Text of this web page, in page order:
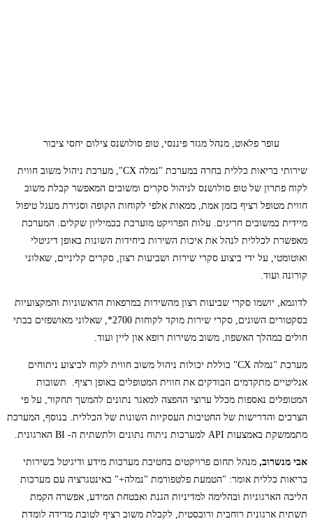
עופר פלאוט, מנהל מגזר פיננסי, טופ סולושנס צילום יחסי ציבור
שירותי בריאות כללית בחרה במערכת "נמלה CX", מערכת ניהול משוב חווית
לקוח פתרון של טופ סולושנס לניהול סקרים ומשובים המאפשר קבלת משוב
חווית מטופל רציף בזמן אמת, ממאות אלפי לקוחות הקופה וסגירת מעגל טיפול
מיידית במשובים חריגים. עלות הפרויקט מוערכת בכמיליון שקלים. המערכת
מאפשרת לכללית לנהל את איכות השירות ביחידות השונות באופן דיגיטלי
ואוטומטי, על ידי ביצוע סקרי שירות ושביעות רצון, סקרים קליניים, שאלוני
קורונה ועוד.
לדוגמא, יושמו סקרי שביעות רצון מהשירות במרפאות הראשוניות והמקצועיות
בסקטורים השונים, סקרי שירות מוקד לקוחות 2700*, שאלוני מאושפזים בבתי
חולים במהלך האשפוז, משוב משירות רופא און ליין ועוד.
מערכת "נמלה CX" כוללת יכולות ניהול משוב חווית לקוח לביצוע ניתוחים
אנליטיים מתקדמים הבודקים את חווית המטופלים באופן רציף. תשובות
המטופלים נאספות מכלל ערוצי ההפצה למאגר נתונים להמשך תחקור, על פי
הצרכים והדרישות של החטיבות העסקיות השונות של הכללית. בנוסף, המערכת
מתממשקת באמצעות API למערכות ניתוח נתונים ולתשתית ה- BI הארגונית.
אבי מנשרוב, מנהל תחום פרויקטים בחטיבת מערכות מידע ודיגיטל בשירותי
בריאות כללית אומר: "הטמעת פלטפורמת "נמלה+" באינטגרציה עם מערכות
הליבה הארגוניות ובהלימה למדיניות הגנת ואבטחת המידע, אפשרה הקמת
תשתית ארגונית רוחבית ורובסטית, לקבלת משוב רציף לטובת מדידה לומדת